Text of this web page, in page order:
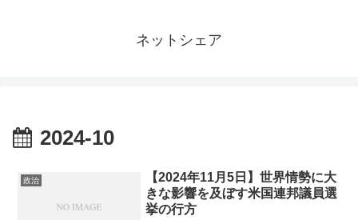
ネットシェア
2024-10
政治
【2024年11月5日】世界情勢に大
きな影響を及ぼす米国連邦議員選
挙の行方